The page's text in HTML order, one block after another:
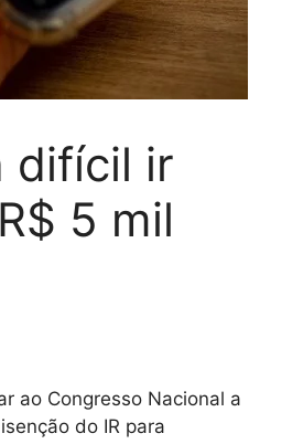
difícil ir
5 mil
ao Congresso Nacional a
do IR para